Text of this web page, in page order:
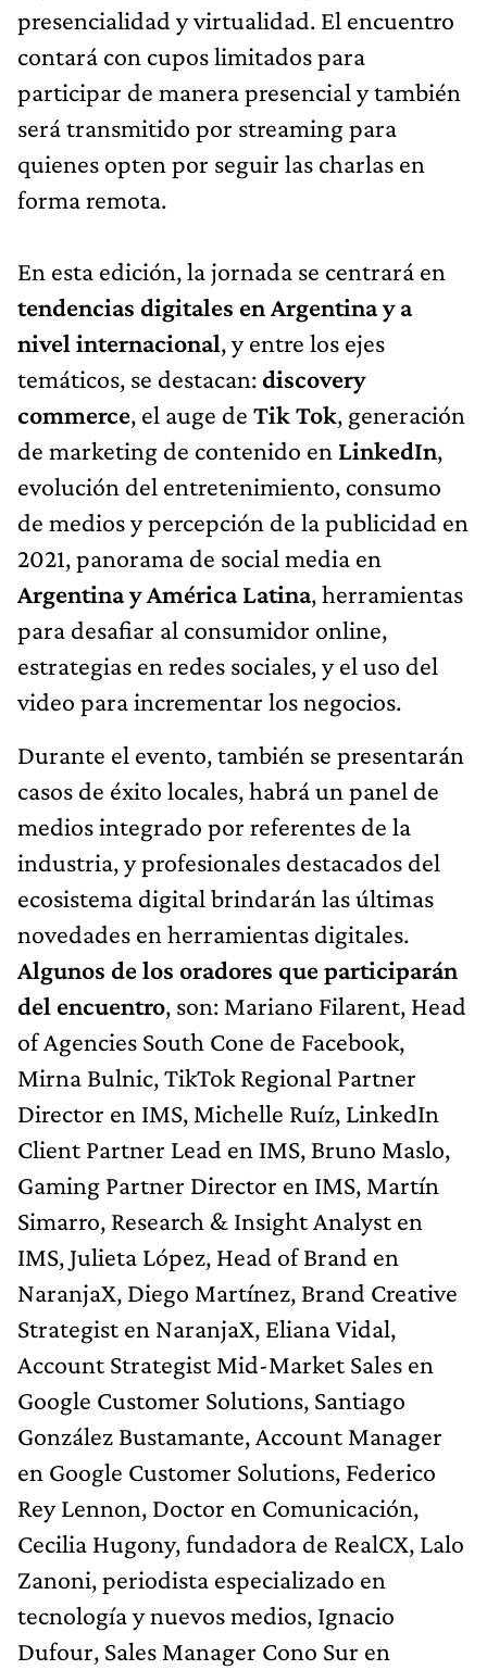
presencialidad y virtualidad. El encuentro
contará con cupos limitados para
participar de manera presencial y también
será transmitido por streaming para
quienes opten por seguir las charlas en
forma remota.
En esta edición, la jornada se centrará en
tendencias digitales en Argentina y a
nivel internacional, y entre los ejes
temáticos, se destacan:discovery
commerce, el auge de Tik Tok, generación
de marketing de contenido en LinkedIn,
evolución del entretenimiento, consumo
de medios y percepción de la publicidad en
2021, panorama de social media en
Argentina y América Latina, herramientas
para desafiar al consumidor online,
estrategias en redes sociales, y el uso del
video para incrementar los negocios.
Durante el evento, también se presentarán
casos de éxito locales, habrá un panel de
medios integrado por referentes de la
industria, y profesionales destacados del
ecosistema digital brindarán las últimas
novedades en herramientas digitales.
Algunos de los oradores que participarán
del encuentro, son: Mariano Filarent, Head
of Agencies South Cone de Facebook,
Mirna Bulnic, TikTok Regional Partner
Director en IMS, Michelle Ruíz, LinkedIn
Client Partner Lead en IMS, Bruno Maslo,
Gaming Partner Director en IMS, Martín
Simarro, Research & Insight Analyst en
IMS, Julieta López, Head of Brand en
NaranjaX, Diego Martínez, Brand Creative
Strategist en NaranjaX, Eliana Vidal,
Account Strategist Mid-Market Sales en
Google Customer Solutions, Santiago
González Bustamante, Account Manager
en Google Customer Solutions, Federico
Rey Lennon, Doctor en Comunicación,
Cecilia Hugony, fundadora de RealCX, Lalo
Zanoni, periodista especializado en
tecnología y nuevos medios, Ignacio
Dufour, Sales Manager Cono Sur en